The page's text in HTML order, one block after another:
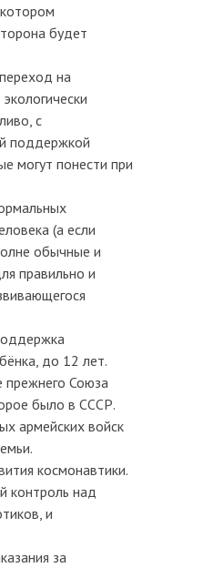
будет
на
с
поддержкой
могут понести при
(а если
обычные и
правильно и
до 12 лет.
прежнего Союза
было в СССР.
армейских войск
космонавтики.
контроль над
и
за